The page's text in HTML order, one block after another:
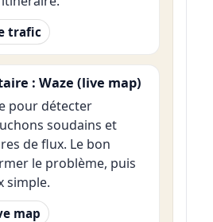
trafic
: Waze (live map)
pour détecter
soudains et
de flux. Le bon
le problème, puis
simple.
map